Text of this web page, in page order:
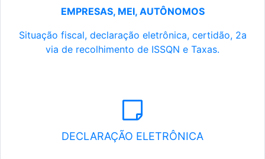
EMPRESAS, MEI, AUTÔNOMOS
Situação fiscal, declaração eletrônica, certidão, 2a
via de recolhimento de ISSQN e Taxas.
DECLARAÇÃO ELETRÔNICA